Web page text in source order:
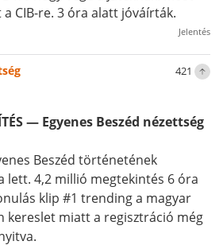
CIB-re. 3 óra alatt jóváírták.
Jelentés
421
— Egyenes Beszéd nézettség
Beszéd történetének
lett. 4,2 millió megtekintés 6 óra
klip #1 trending a magyar
kereslet miatt a regisztráció még